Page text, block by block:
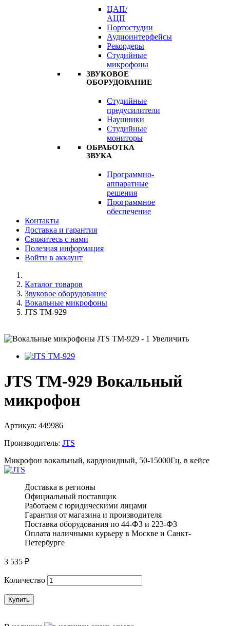
ЦАП/
АЦП
Портостудии
Аудиоинтерфейсы
Рекордеры
Студийные
микрофоны
ЗВУКОВОЕ
ОБОРУДОВАНИЕ
Студийные
предусилители
Наушники
Студийные
мониторы
ОБРАБОТКА
ЗВУКА
Программно-
аппаратные
решения
Программное
обеспечение
Контакты
Доставка и гарантия
Свяжитесь с нами
Полезная информация
Войти в аккаунт
Каталог товаров
Звуковое оборудование
Вокальные микрофоны
JTS TM-929
Увеличить
JTS TM-929 Вокальный
микрофон
Артикул: 449986
Производитель: JTS
Микрофон вокальный, кардиоидный, 50-15000Гц, в кейсе
Доставка в регионы
Официальный поставщик
Работаем с юридическими лицами
Гарантия от магазина и производителя
Поставка оборудования по 44-ФЗ и 223-ФЗ
Оплата наличными курьеру в Москве и Санкт-
Петербурге
3 535 ₽
Количество
Купить